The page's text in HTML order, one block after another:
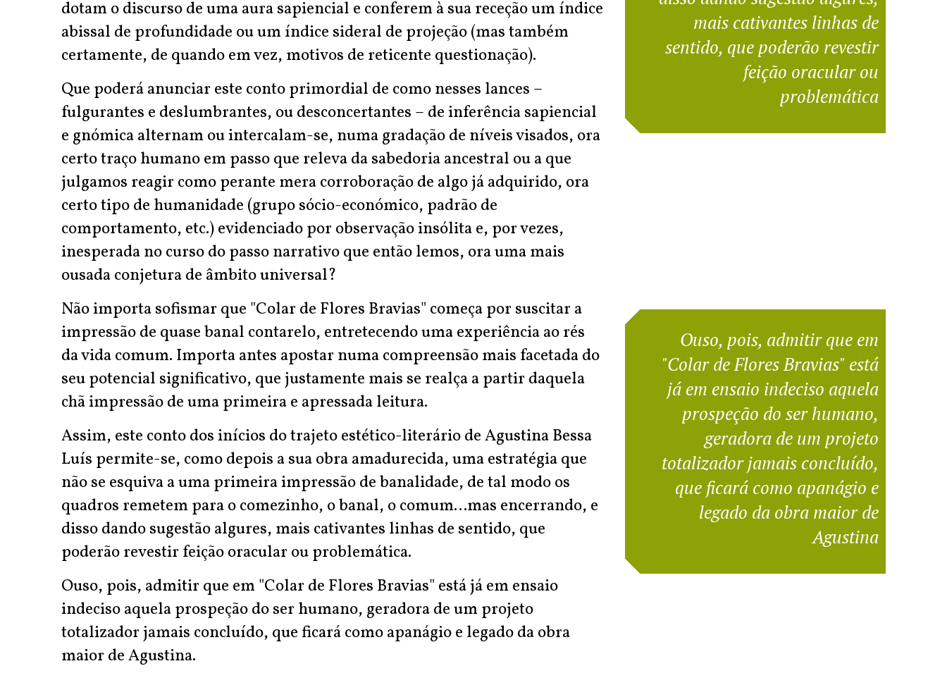
dotam o discurso de uma aura sapiencial e conferem à sua receção um índice
abissal de profundidade ou um índice sideral de projeção (mas também
certamente, de quando em vez, motivos de reticente questionação).
Que poderá anunciar este conto primordial de como nesses lances –
fulgurantes e deslumbrantes, ou desconcertantes – de inferência sapiencial
e gnómica alternam ou intercalam-se, numa gradação de níveis visados, ora
certo traço humano em passo que releva da sabedoria ancestral ou a que
julgamos reagir como perante mera corroboração de algo já adquirido, ora
certo tipo de humanidade (grupo sócio-económico, padrão de
comportamento, etc.) evidenciado por observação insólita e, por vezes,
inesperada no curso do passo narrativo que então lemos, ora uma mais
ousada conjetura de âmbito universal?
Não importa sofismar que "Colar de Flores Bravias" começa por suscitar a
impressão de quase banal contarelo, entretecendo uma experiência ao rés
da vida comum. Importa antes apostar numa compreensão mais facetada do
seu potencial significativo, que justamente mais se realça a partir daquela
chã impressão de uma primeira e apressada leitura.
Assim, este conto dos inícios do trajeto estético-literário de Agustina Bessa
Luís permite-se, como depois a sua obra amadurecida, uma estratégia que
não se esquiva a uma primeira impressão de banalidade, de tal modo os
quadros remetem para o comezinho, o banal, o comum…mas encerrando, e
disso dando sugestão algures, mais cativantes linhas de sentido, que
poderão revestir feição oracular ou problemática.
Ouso, pois, admitir que em "Colar de Flores Bravias" está já em ensaio
indeciso aquela prospeção do ser humano, geradora de um projeto
totalizador jamais concluído, que ficará como apanágio e legado da obra
maior de Agustina.
mais cativantes linhas de
sentido, que poderão revestir
feição oracular ou
problemática
Ouso, pois, admitir que em
"Colar de Flores Bravias" está
já em ensaio indeciso aquela
prospeção do ser humano,
geradora de um projeto
totalizador jamais concluído,
que ficará como apanágio e
legado da obra maior de
Agustina